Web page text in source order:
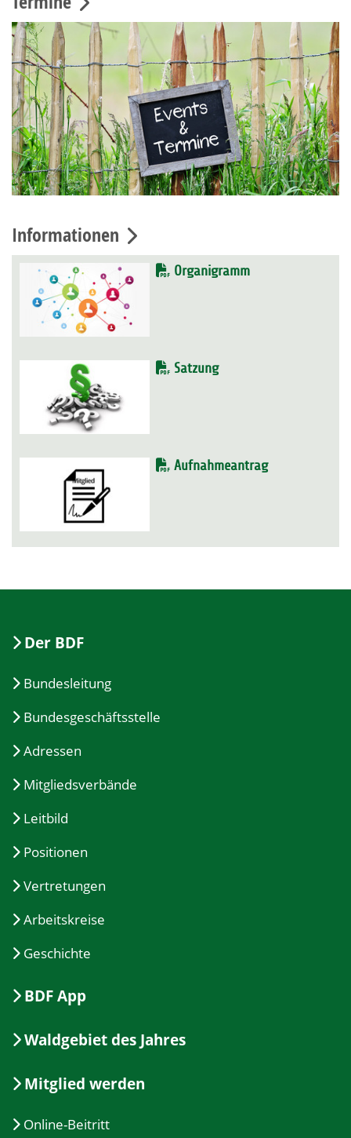
Informationen
Organigramm
Satzung
Aufnahmeantrag
Der BDF
Bundesleitung
Bundesgeschäftsstelle
Adressen
Mitgliedsverbände
Leitbild
Positionen
Vertretungen
Arbeitskreise
Geschichte
BDF App
Waldgebiet des Jahres
Mitglied werden
Online-Beitritt